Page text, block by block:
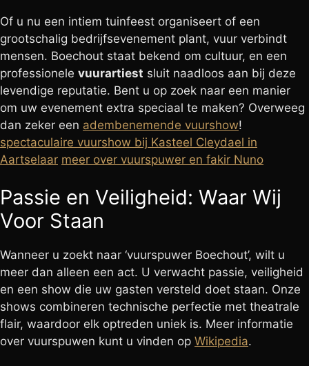
Of u nu een intiem tuinfeest organiseert of een
grootschalig bedrijfsevenement plant, vuur verbindt
mensen. Boechout staat bekend om cultuur, en een
professionele vuurartiest sluit naadloos aan bij deze
levendige reputatie. Bent u op zoek naar een manier
om uw evenement extra speciaal te maken? Overweeg
dan zeker een adembenemende vuurshow!
spectaculaire vuurshow bij Kasteel Cleydael in
Aartselaar meer over vuurspuwer en fakir Nuno
Passie en Veiligheid: Waar Wij
Voor Staan
Wanneer u zoekt naar ‘vuurspuwer Boechout’, wilt u
meer dan alleen een act. U verwacht passie, veiligheid
en een show die uw gasten versteld doet staan. Onze
shows combineren technische perfectie met theatrale
flair, waardoor elk optreden uniek is. Meer informatie
over vuurspuwen kunt u vinden op Wikipedia.